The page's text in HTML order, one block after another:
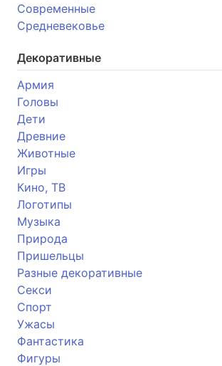
Современные
Средневековье
Декоративные
Армия
Головы
Дети
Древние
Животные
Игры
Кино, ТВ
Логотипы
Музыка
Природа
Пришельцы
Разные декоративные
Секси
Спорт
Ужасы
Фантастика
Фигуры